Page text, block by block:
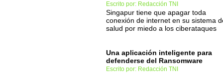
Escrito por: Redacción TNI
Singapur tiene que apagar toda
conexión de internet en su sistema
salud por miedo a los ciberataques
Una aplicación inteligente para
defenderse del Ransomware
Escrito por: Redacción TNI